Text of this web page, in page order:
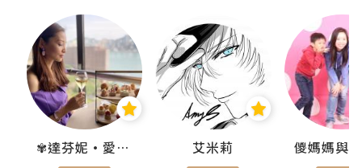
✾達芬妮•愛孩子•愛生活✾ 艾米莉